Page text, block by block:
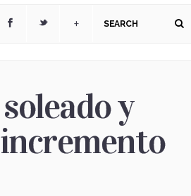
+
y